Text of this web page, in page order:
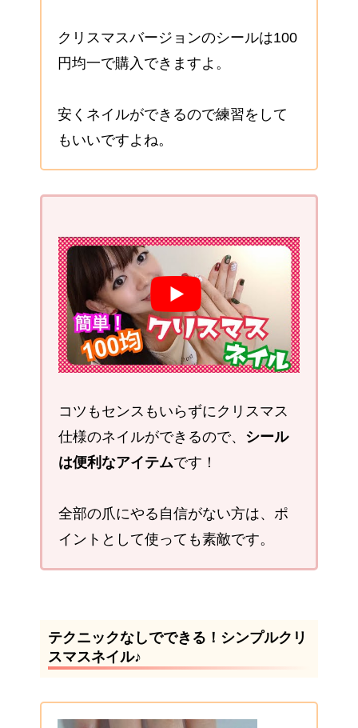
クリスマスバージョンのシールは100
円均一で購入できますよ。
安くネイルができるので練習をして
もいいですよね。
コツもセンスもいらずにクリスマス
仕様のネイルができるので、 シール
は便利なアイテムです！
全部の爪にやる自信がない方は、ポ
イントとして使っても素敵です。
テクニックなしでできる！シンプルクリ
スマスネイル♪